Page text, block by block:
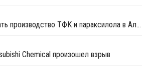
BP намерена продать производство ТФК и параксилола в Алабаме
Chemical произошел взрыв